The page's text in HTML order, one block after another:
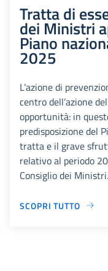
Tratta di
dei Ministri
Piano
2025
L’azione di
centro dell’azione
opportunità: in
predisposizione del
tratta e il grave
relativo al periodo
Consiglio dei Ministri.
SCOPRI TUTTO